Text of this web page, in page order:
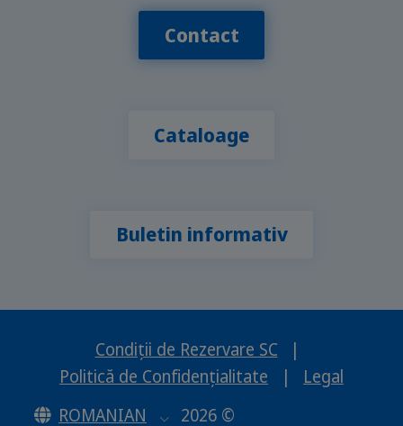
Contact
Cataloage
Buletin informativ
Condiții de Rezervare SC
|
Politică de Confidențialitate
|
Legal
ROMANIAN
2026 ©